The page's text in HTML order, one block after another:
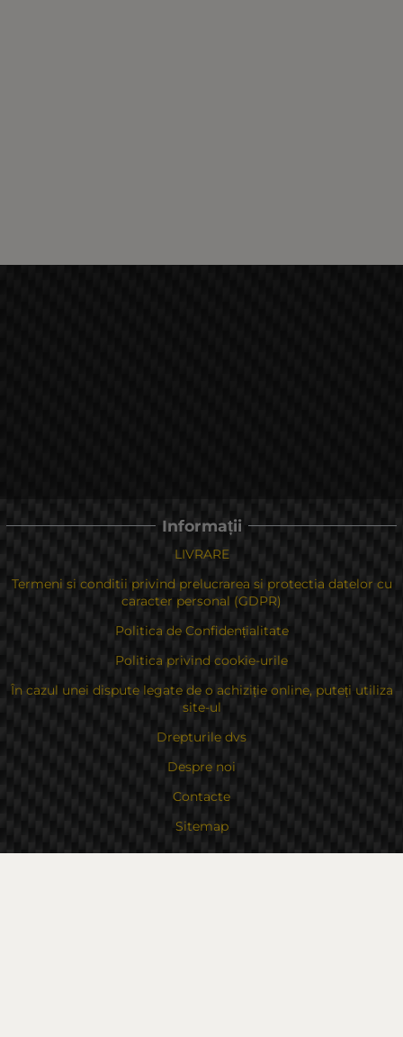
Informații
LIVRARE
Termeni si conditii privind prelucrarea si protectia datelor cu
caracter personal (GDPR)
Politica de Confidențialitate
Politica privind cookie-urile
În cazul unei dispute legate de o achiziție online, puteți utiliza
site-ul
Drepturile dvs
Despre noi
Contacte
Sitemap